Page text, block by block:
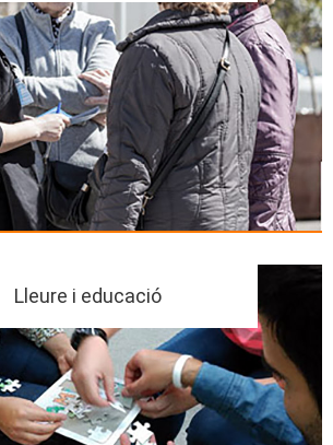
Lleure i educació